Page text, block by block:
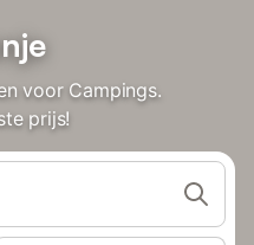
voor Campings.
prijs!